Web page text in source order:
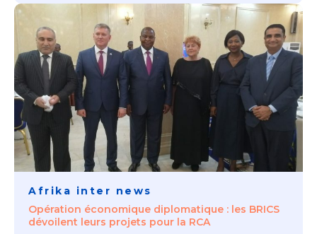
Afrika inter news
Opération économique diplomatique : les BRICS
dévoilent leurs projets pour la RCA